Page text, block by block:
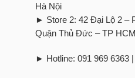
Hà Nội
► Store 2: 42 Đại Lộ 2 –
Quận Thủ Đức – TP HCM
► Hotline: 091 969 6363